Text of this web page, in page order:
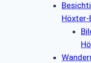
Höxter-